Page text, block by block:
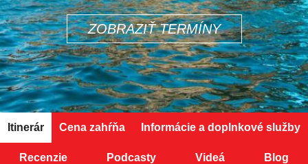
ZOBRAZIŤ TERMÍNY
Itinerár Cena zahŕňa Informácie a doplnkové služby
Recenzie Podcasty Videá Blog